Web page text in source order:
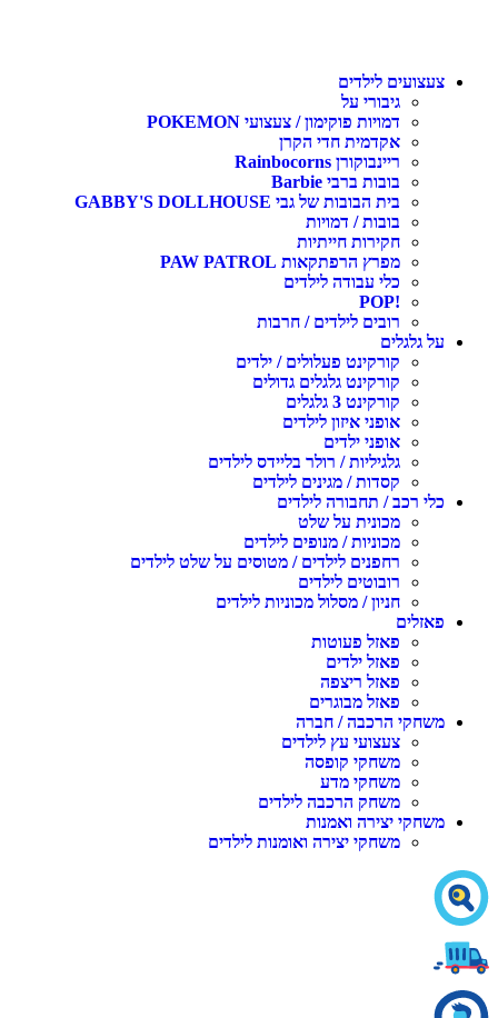
צעצועים לילדים
גיבורי על
דמויות פוקימון / צעצועי POKEMON
אקדמית חדי הקרן
ריינבוקורן Rainbocorns
בובות ברבי Barbie
בית הבובות של גבי GABBY'S DOLLHOUSE
בובות / דמויות
חקירות חייתיות
מפרץ הרפתקאות PAW PATROL
כלי עבודה לילדים
!POP
רובים לילדים / חרבות
על גלגלים
קורקינט פעלולים / ילדים
קורקינט גלגלים גדולים
קורקינט 3 גלגלים
אופני איזון לילדים
אופני ילדים
גלגיליות / רולר בליידס לילדים
קסדות / מגינים לילדים
כלי רכב / תחבורה לילדים
מכונית על שלט
מכוניות / מנופים לילדים
רחפנים לילדים / מטוסים על שלט לילדים
רובוטים לילדים
חניון / מסלול מכוניות לילדים
פאזלים
פאזל פעוטות
פאזל ילדים
פאזל ריצפה
פאזל מבוגרים
משחקי הרכבה / חברה
צעצועי עץ לילדים
משחקי קופסה
משחקי מדע
משחק הרכבה לילדים
משחקי יצירה ואמנות
משחקי יצירה ואומנות לילדים